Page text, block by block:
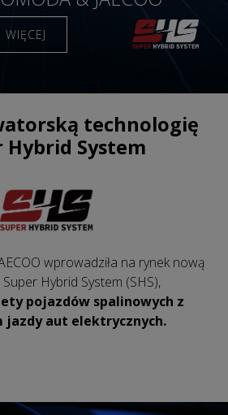
technologię
Hybrid System
wprowadziła na rynek nową
Hybrid System (SHS),
pojazdów spalinowych z
aut elektrycznych.